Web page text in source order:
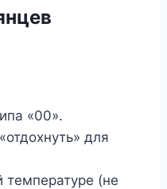
«00».
для
температуре (не